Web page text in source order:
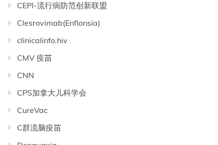
CEPI-流行病防范创新联盟
Clesrovimab(Enflonsia)
clinicalinfo.hiv
CMV 疫苗
CNN
CPS加拿大儿科学会
CureVac
C群流脑疫苗